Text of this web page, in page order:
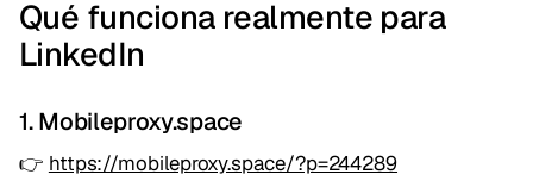
Qué funciona realmente para
LinkedIn
1. Mobileproxy.space
👉 https://mobileproxy.space/?p=244289